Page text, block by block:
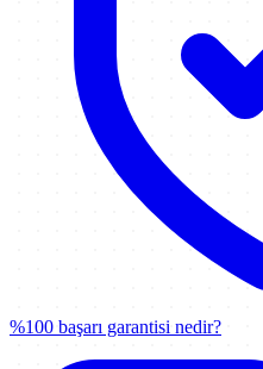
%100 başarı garantisi nedir?